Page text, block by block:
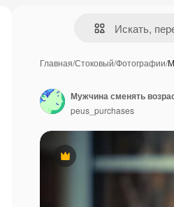
Главная/Стоковый/Фотографии/
Премиум
Мужчина сменять
peus_purchases